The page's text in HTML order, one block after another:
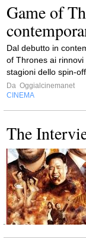
Game of
Dal debutto in
of Thrones ai
stagioni dello spin-off
Da Oggialcinemanet
CINEMA
The